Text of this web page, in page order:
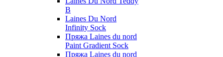
B
Laines Du Nord
Infinity Sock
Пряжа Laines du nord
Paint Gradient Sock
Пряжа Laines du nord